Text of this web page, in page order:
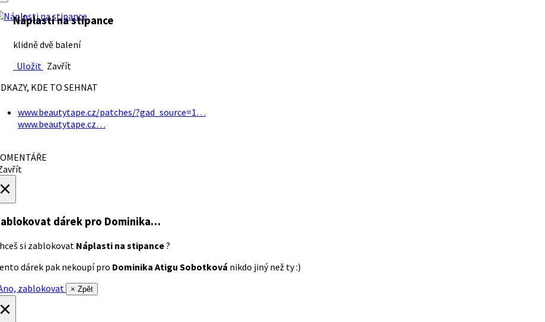
Náplasti na stipance
klidně dvě balení
Uložit Zavřít
KDE TO SEHNAT
www.beautytape.cz/patches/?gad_source=1…
www.beautytape.cz…
dárek pro Dominika…
si zablokovat Náplasti na stipance?
dárek pak nekoupí pro Dominika Atigu Sobotková nikdo jiný než ty :)
zablokovat
× Zpět